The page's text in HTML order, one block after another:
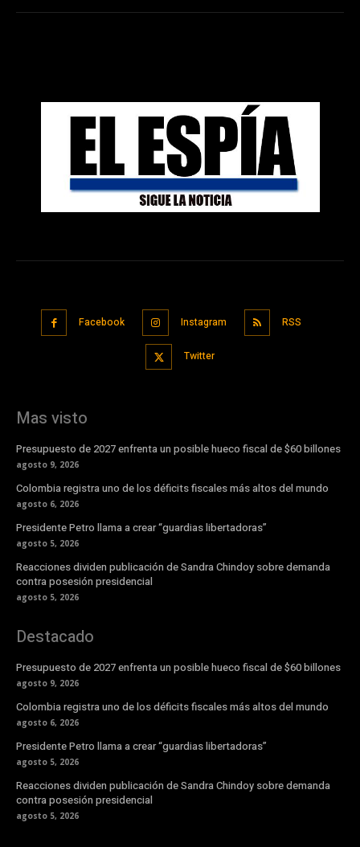
Facebook Instagram RSS
Twitter
Mas visto
Presupuesto de 2027 enfrenta un posible hueco fiscal de $60 billones
agosto 9, 2026
Colombia registra uno de los déficits fiscales más altos del mundo
agosto 6, 2026
Presidente Petro llama a crear “guardias libertadoras”
agosto 5, 2026
Reacciones dividen publicación de Sandra Chindoy sobre demanda
contra posesión presidencial
agosto 5, 2026
Destacado
Presupuesto de 2027 enfrenta un posible hueco fiscal de $60 billones
agosto 9, 2026
Colombia registra uno de los déficits fiscales más altos del mundo
agosto 6, 2026
Presidente Petro llama a crear “guardias libertadoras”
agosto 5, 2026
Reacciones dividen publicación de Sandra Chindoy sobre demanda
contra posesión presidencial
agosto 5, 2026